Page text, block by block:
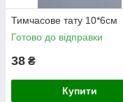
Тимчасове тату 10*6см
Готово до відправки
38 ₴
Купити